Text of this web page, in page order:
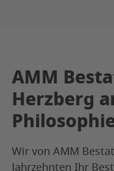
AMM
Herzberg
Wir von AMM
Jahrzehnten Ihr